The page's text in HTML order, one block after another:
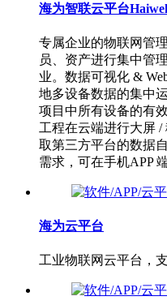
海为智联云平台
专属企业的物联网管
员、资产进行集中管
业。数据可视化 &
地多设备数据的集中
项目中所有设备的有
工程在云端进行大屏
取第三方平台的数据
需求，可在手机APP
海为云平台
工业物联网云平台，